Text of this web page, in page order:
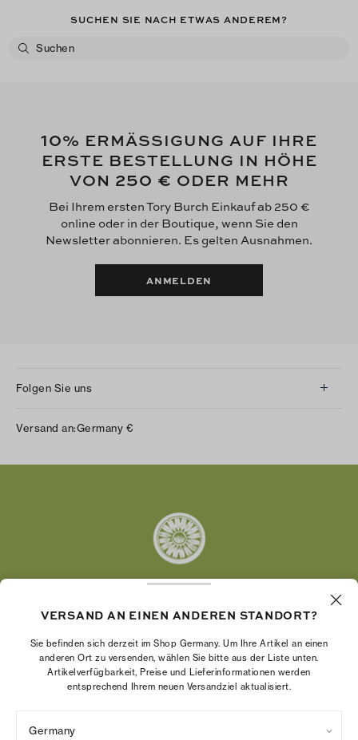
SUCHEN SIE NACH ETWAS ANDEREM?
10% ERMÄSSIGUNG AUF IHRE
ERSTE BESTELLUNG IN HÖHE
VON 250 € ODER MEHR
Bei Ihrem ersten Tory Burch Einkauf ab 250 €
online oder in der Boutique, wenn Sie den
Newsletter abonnieren. Es gelten Ausnahmen.
ANMELDEN
Folgen Sie uns
Twitter
Versand an:Germany €
Die Tory Burch Foundation stärkt die
Unternehmerinnen dabei unterstützt, ein starkes
und beständiges Unternehmen aufzubauen.
VERSAND AN EINEN ANDEREN STANDORT?
Sie befinden sich derzeit im Shop Germany. Um Ihre Artikel an einen
anderen Ort zu versenden, wählen Sie bitte aus der Liste unten.
Artikelverfügbarkeit, Preise und Lieferinformationen werden
entsprechend Ihrem neuen Versandziel aktualisiert.
Germany